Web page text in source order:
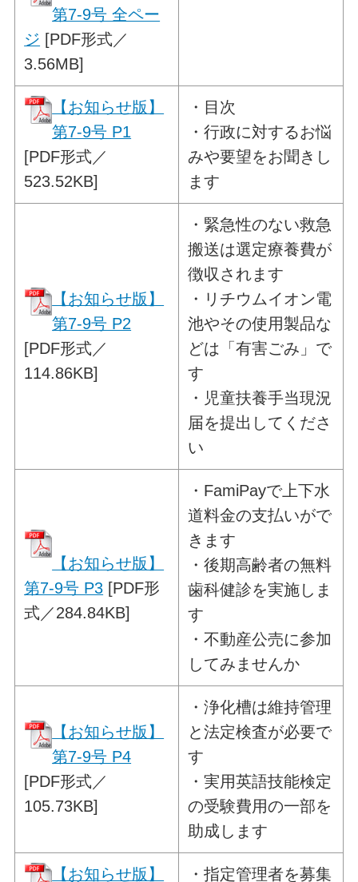
第7-9号 全ペー
ジ [PDF形式／
3.56MB]
【お知らせ版】
第7-9号 P1
[PDF形式／
523.52KB]
・目次
・行政に対するお悩
みや要望をお聞きし
ます
【お知らせ版】
第7-9号 P2
[PDF形式／
114.86KB]
・ 緊急性のない救急
搬送は選定療養費が
徴収されます
・リチウムイオン電
池やその使用製品な
どは「有害ごみ」で
す
・児童扶養手当現況
届を提出してくださ
い
【お知らせ版】
第7-9号 P3 [PDF形
式／284.84KB]
・ FamiPayで上下水
道料金の支払いがで
きます
・後期高齢者の無料
歯科健診を実施しま
す
・不動産公売に参加
してみませんか
【お知らせ版】
第7-9号 P4
[PDF形式／
105.73KB]
・浄化槽は維持管理
と法定検査が必要で
す
・実用英語技能検定
の受験費用の一部を
助成します
【お知らせ版】
・指定管理者を募集